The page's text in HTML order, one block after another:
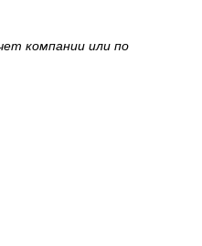
компании или по